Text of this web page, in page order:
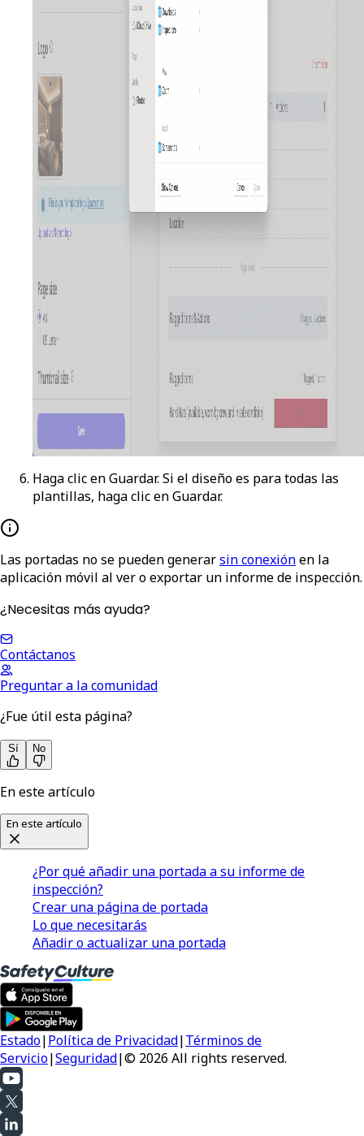
Haga clic enGuardar. Si el diseño es para todas las
plantillas, haga clic enGuardar.
Las portadas no se pueden generarsin conexiónen la
aplicación móvil al ver o exportar un informe de inspección.
¿Necesitas más ayuda?
Contáctanos
Preguntar a la comunidad
¿Fue útil esta página?
Sí No
En este artículo
En este artículo
¿Por qué añadir una portada a su informe de
inspección?
Crear una página de portada
Lo que necesitarás
Añadir o actualizar una portada
Estado|Política de Privacidad|Términos de
Servicio|Seguridad|© 2026 All rights reserved.